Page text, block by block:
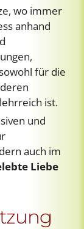
wo immer
anhand
für die
ist.
und
auch im
Liebe